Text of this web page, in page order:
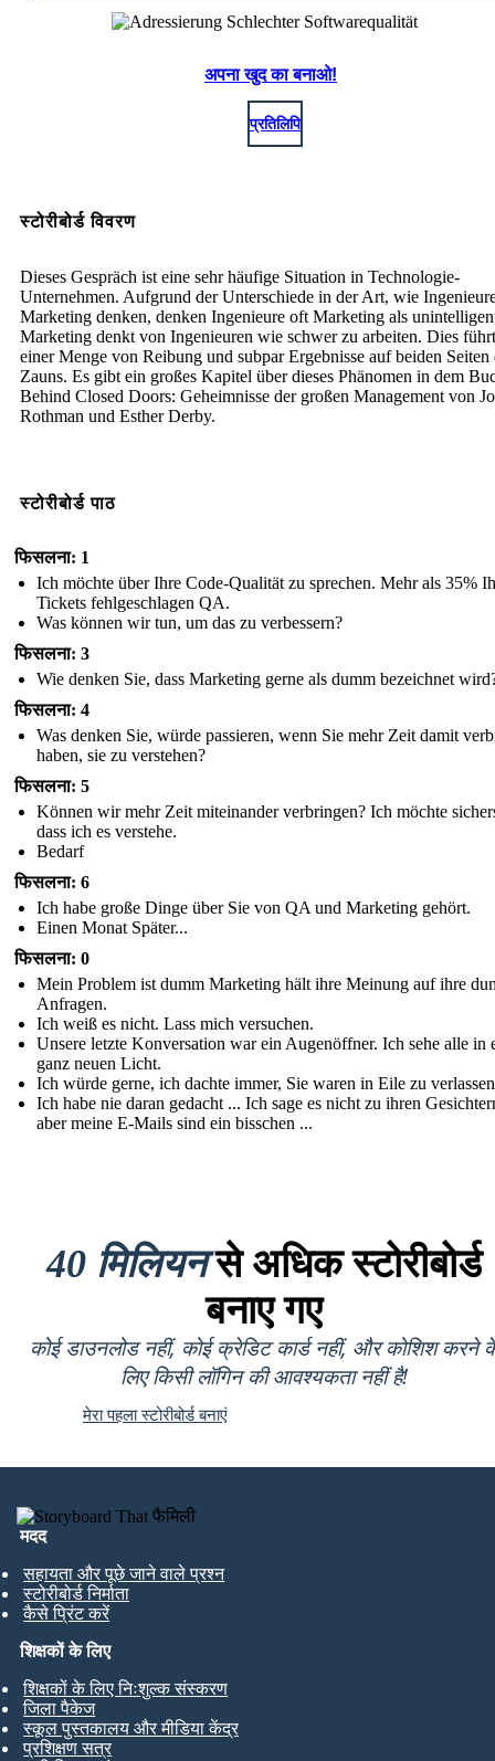
अपना खुद का बनाओ!
प्रतिलिपि
स्टोरीबोर्ड विवरण
Dieses Gespräch ist eine sehr häufige Situation in Technologie-
Unternehmen. Aufgrund der Unterschiede in der Art, wie
Marketing denken, denken Ingenieure oft Marketing als
Marketing denkt von Ingenieuren wie schwer zu arbeiten. Dies
einer Menge von Reibung und subpar Ergebnisse auf beiden Seiten
Zauns. Es gibt ein großes Kapitel über dieses Phänomen in dem
Behind Closed Doors: Geheimnisse der großen Management von
Rothman und Esther Derby.
स्टोरीबोर्ड पाठ
फिसलना: 1
Ich möchte über Ihre Code-Qualität zu sprechen. Mehr als 35%
Tickets fehlgeschlagen QA.
Was können wir tun, um das zu verbessern?
फिसलना: 3
Wie denken Sie, dass Marketing gerne als dumm bezeichnet
फिसलना: 4
Was denken Sie, würde passieren, wenn Sie mehr Zeit damit
haben, sie zu verstehen?
फिसलना: 5
Können wir mehr Zeit miteinander verbringen? Ich möchte
dass ich es verstehe.
Bedarf
फिसलना: 6
Ich habe große Dinge über Sie von QA und Marketing gehört.
Einen Monat Später...
फिसलना: 0
Mein Problem ist dumm Marketing hält ihre Meinung auf ihre
Anfragen.
Ich weiß es nicht. Lass mich versuchen.
Unsere letzte Konversation war ein Augenöffner. Ich sehe alle in
ganz neuen Licht.
Ich würde gerne, ich dachte immer, Sie waren in Eile zu
Ich habe nie daran gedacht ... Ich sage es nicht zu ihren
aber meine E-Mails sind ein bisschen ...
40 मिलियनसे अधिक स्टोरीबोर्ड
बनाए गए
कोई डाउनलोड नहीं, कोई क्रेडिट कार्ड नहीं, और कोशिश करने
लिए किसी लॉगिन की आवश्यकता नहीं है!
मेरा पहला स्टोरीबोर्ड बनाएं
मदद
सहायता और पूछे जाने वाले प्रश्न
स्टोरीबोर्ड निर्माता
कैसे प्रिंट करें
शिक्षकों के लिए
शिक्षकों के लिए निःशुल्क संस्करण
जिला पैकेज
स्कूल पुस्तकालय और मीडिया केंद्र
प्रशिक्षण सत्र